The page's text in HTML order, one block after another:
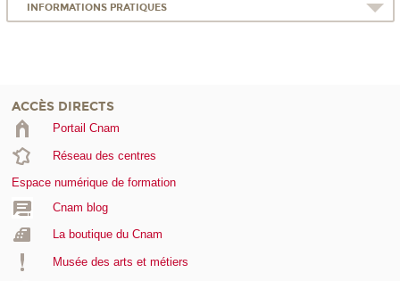
INFORMATIONS PRATIQUES
ACCÈS DIRECTS
Portail Cnam
Réseau des centres
Espace numérique de formation
Cnam blog
La boutique du Cnam
Musée des arts et métiers